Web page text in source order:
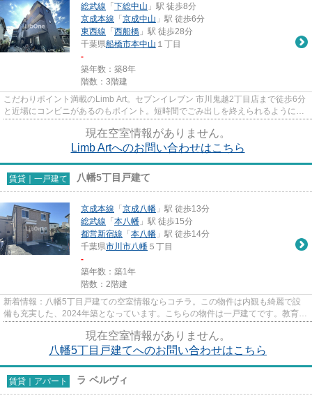
総武線 「 下総中山 」駅 徒歩8分
京成本線 「 京成中山 」駅 徒歩6分
東西線 「 西船橋 」駅 徒歩28分
千葉県船橋市本中山 １丁目
-
築年数：築8年
階数：3階建
こだわりポイント満載のLimb Art。セブンイレブン 市川鬼越2丁目店まで徒歩6分
と近場にコンビニがあるのもポイント。短時間でごみ出しを終えられるように、
現在空室情報がありません。
Limb Artへのお問い合わせはこちら
賃貸｜一戸建て 八幡5丁目戸建て
京成本線 「 京成八幡 」駅 徒歩13分
総武線 「 本八幡 」駅 徒歩15分
都営新宿線 「 本八幡 」駅 徒歩14分
千葉県市川市八幡 ５丁目
-
築年数：築1年
階数：2階建
新着情報：八幡5丁目戸建ての空室情報ならコチラ。この物件は内観も綺麗で設
備も充実した、2024年築となっています。こちらの物件は一戸建てです。教育環
現在空室情報がありません。
八幡5丁目戸建てへのお問い合わせはこちら
賃貸｜アパート ラ ベルヴィ